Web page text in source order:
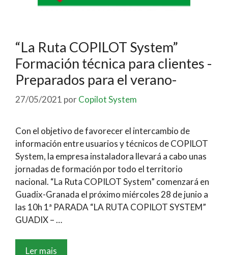
“La Ruta COPILOT System”
Formación técnica para clientes -
Preparados para el verano-
27/05/2021 porCopilot System
Con el objetivo de favorecer el intercambio de
información entre usuarios y técnicos de COPILOT
System, la empresa instaladora llevará a cabo unas
jornadas de formación por todo el territorio
nacional. “La Ruta COPILOT System” comenzará en
Guadix-Granada el próximo miércoles 28 de junio a
las 10h 1ª PARADA “LA RUTA COPILOT SYSTEM”
GUADIX – …
Ler mais